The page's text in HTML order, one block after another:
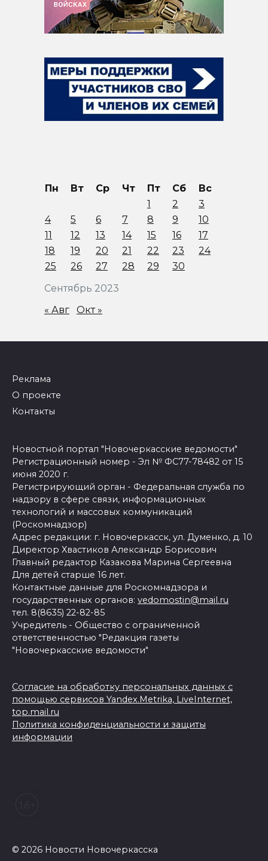
Сентябрь 2023
Пн Вт Ср Чт Пт Сб
Вс
1
2
3
4
5 6 7 8 9
10
11
12 13 14 15 16
17
18
19 20 21 22 23
24
25
26 27 28 29 30
« Авг Окт »
Реклама
О проекте
Контакты
Новостной портал "Новочеркасские ведомости"
Регистрационный номер - Эл № ФС77-78482 от 15
июня 2020 г.
Регистрирующий орган - Федеральная служба по
надзору в сфере связи, информационных
технологий и массовых коммуникаций
(Роскомнадзор)
Адрес редакции: г. Новочеркасск, ул. Думенко, д. 10
Директор Хвастиков Александр Борисович
Главный редактор Казакова Марина Сергеевна
Для детей старше 16 лет.
Контактные данные для Роскомнадзора и
государственных органов: vedomostin@mail.ru
тел. 8(8635) 22-82-85
Учредитель - Общество с ограниченной
ответственностью "Редакция газеты
"Новочеркасские ведомости"
Согласие на обработку персональных данных с
помощью сервисов Yandex.Metrika, LiveInternet,
top.mail.ru
Политика конфиденциальности и защиты
информации
© 2026 Новости Новочеркасска